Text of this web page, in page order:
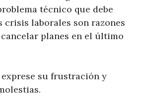
técnico que debe
crisis laborales son razones
planes en el último
su frustración y